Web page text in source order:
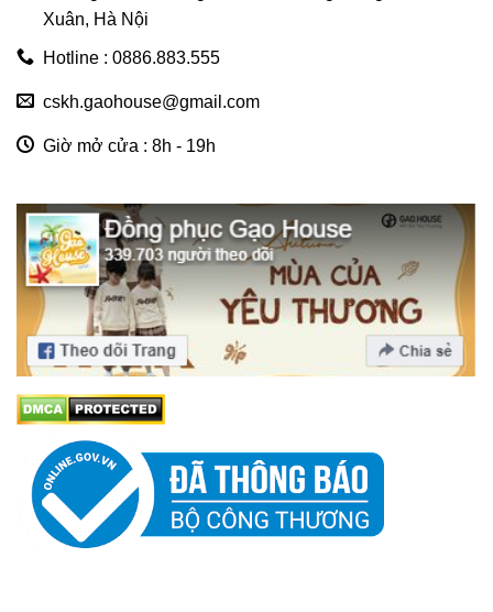
Xuân, Hà Nội
Hotline : 0886.883.555
cskh.gaohouse@gmail.com
Giờ mở cửa : 8h - 19h